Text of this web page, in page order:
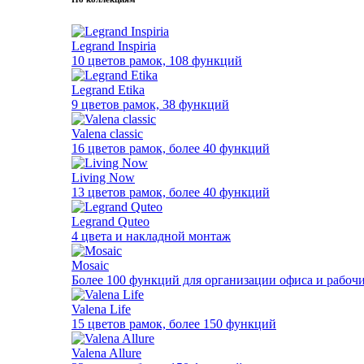
Legrand Inspiria
10 цветов рамок, 108 функций
Legrand Etika
9 цветов рамок, 38 функций
Valena classic
16 цветов рамок, более 40 функций
Living Now
13 цветов рамок, более 40 функций
Legrand Quteo
4 цвета и накладной монтаж
Mosaic
Более 100 функций для организации офиса и
Valena Life
15 цветов рамок, более 150 функций
Valena Allure